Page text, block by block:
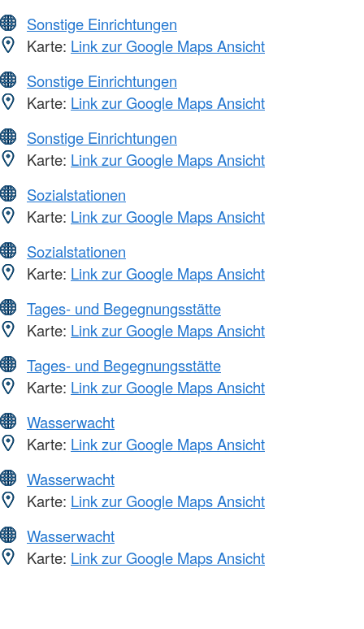
Sonstige Einrichtungen
Karte: Link zur Google Maps Ansicht
Sonstige Einrichtungen
Karte: Link zur Google Maps Ansicht
Sonstige Einrichtungen
Karte: Link zur Google Maps Ansicht
Sozialstationen
Karte: Link zur Google Maps Ansicht
Sozialstationen
Karte: Link zur Google Maps Ansicht
Tages- und Begegnungsstätte
Karte: Link zur Google Maps Ansicht
Tages- und Begegnungsstätte
Karte: Link zur Google Maps Ansicht
Wasserwacht
Karte: Link zur Google Maps Ansicht
Wasserwacht
Karte: Link zur Google Maps Ansicht
Wasserwacht
Karte: Link zur Google Maps Ansicht